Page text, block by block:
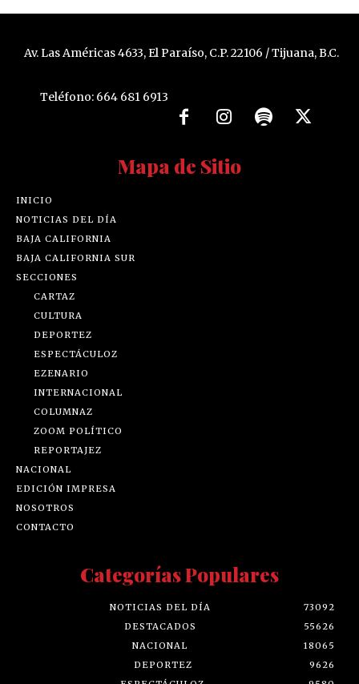
Av. Las Américas 4633, El Paraíso, C.P. 22106 / Tijuana, B.C.
Teléfono: 664 681 6913
Mapa de Sitio
INICIO
NOTICIAS DEL DÍA
BAJA CALIFORNIA
BAJA CALIFORNIA SUR
SECCIONES
CARTAZ
CULTURA
DEPORTEZ
ESPECTÁCULOZ
EZENARIO
INTERNACIONAL
COLUMNAZ
ZOOM POLÍTICO
REPORTAJEZ
NACIONAL
EDICIÓN IMPRESA
NOSOTROS
CONTACTO
Categorías Populares
NOTICIAS DEL DÍA
73092
DESTACADOS
55626
NACIONAL
18065
DEPORTEZ
9626